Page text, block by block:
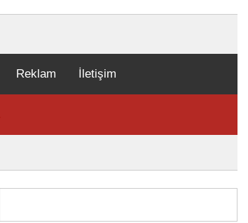
Reklam İletişim